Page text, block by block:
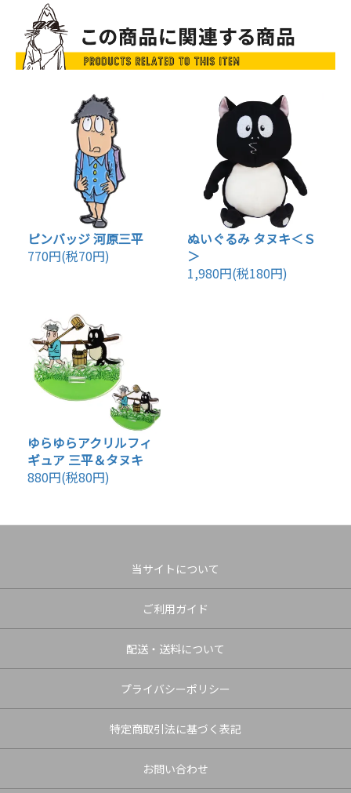
ピンバッジ 河原三平
770円(税70円)
ぬいぐるみ タヌキ＜Ｓ
＞
1,980円(税180円)
ゆらゆらアクリルフィ
ギュア 三平＆タヌキ
880円(税80円)
当サイトについて
ご利用ガイド
配送・送料について
プライバシーポリシー
特定商取引法に基づく表記
お問い合わせ